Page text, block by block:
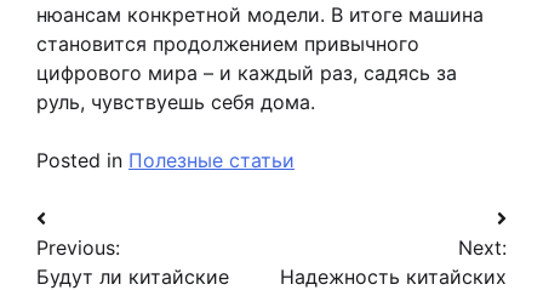
нюансам конкретной модели. В итоге машина
становится продолжением привычного
цифрового мира – и каждый раз, садясь за
руль, чувствуешь себя дома.
Posted in Полезные статьи
Навигация
по
Previous:
Будут ли китайские
Next:
Надежность китайских